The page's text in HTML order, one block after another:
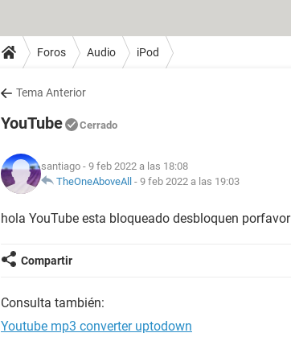
Foros Audio iPod
Tema Anterior
YouTube Cerrado
santiago - 9 feb 2022 a las 18:08
TheOneAboveAll - 9 feb 2022 a las 19:03
hola YouTube esta bloqueado desbloquen porfavor
Compartir
Consulta también:
Youtube mp3 converter uptodown